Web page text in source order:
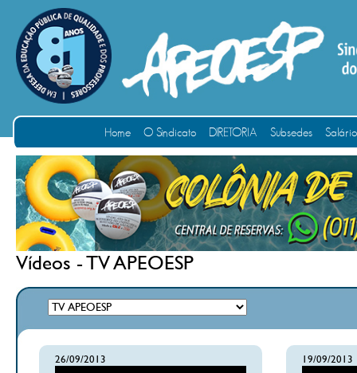
Home O Sindicato DIRETORIA Subsedes
Vídeos - TV APEOESP
26/09/2013 19/09/2013